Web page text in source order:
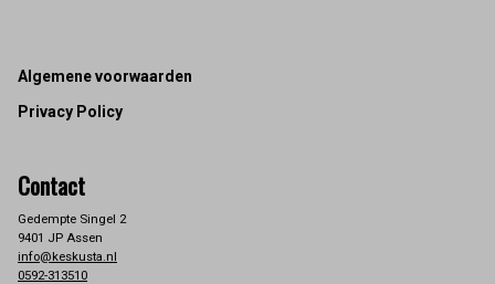
Footer
Algemene voorwaarden
Privacy Policy
Contact
Gedempte Singel 2
9401 JP Assen
info@keskusta.nl
0592-313510